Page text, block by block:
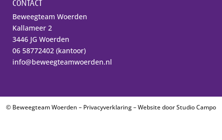
CONTACT
Beweegteam Woerden
Kallameer 2
3446 JG Woerden
06 58772402 (kantoor)
info@beweegteamwoerden.nl
© Beweegteam Woerden – Privacyverklaring– Website doorStudio Campo